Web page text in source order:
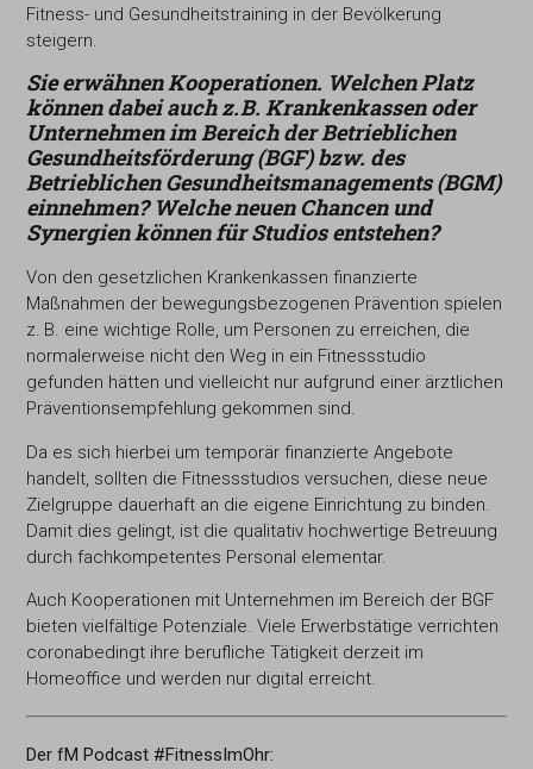
Fitness- und Gesundheitstraining in der Bevölkerung
steigern.
Sie erwähnen Kooperationen. Welchen Platz
können dabei auch z. B. Krankenkassen oder
Unternehmen im Bereich der Betrieblichen
Gesundheitsförderung (BGF) bzw. des
Betrieblichen Gesundheitsmanagements (BGM)
einnehmen? Welche neuen Chancen und
Synergien können für Studios entstehen?
Von den gesetzlichen Krankenkassen finanzierte
Maßnahmen der bewegungsbezogenen Prävention spielen
z. B. eine wichtige Rolle, um Personen zu erreichen, die
normalerweise nicht den Weg in ein Fitnessstudio
gefunden hätten und vielleicht nur aufgrund einer ärztlichen
Präventionsempfehlung gekommen sind.
Da es sich hierbei um temporär finanzierte Angebote
handelt, sollten die Fitnessstudios versuchen, diese neue
Zielgruppe dauerhaft an die eigene Einrichtung zu binden.
Damit dies gelingt, ist die qualitativ hochwertige Betreuung
durch fachkompetentes Personal elementar.
Auch Kooperationen mit Unternehmen im Bereich der BGF
bieten vielfältige Potenziale. Viele Erwerbstätige verrichten
coronabedingt ihre berufliche Tätigkeit derzeit im
Homeoffice und werden nur digital erreicht.
Der fM Podcast #FitnessImOhr: